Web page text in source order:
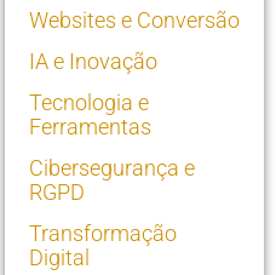
Websites e Conversão
IA e Inovação
Tecnologia e
Ferramentas
Cibersegurança e
RGPD
Transformação
Digital